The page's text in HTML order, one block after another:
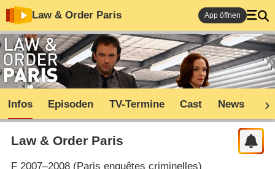
Law & Order Paris App öffnen
Infos Episoden TV-Termine Cast News
Law & Order Paris
F2007–2008 (Paris enquêtes criminelles)